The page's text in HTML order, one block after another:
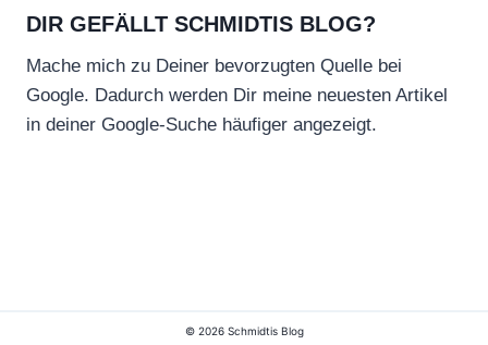
DIR GEFÄLLT SCHMIDTIS BLOG?
Mache mich zu Deiner bevorzugten Quelle bei
Google. Dadurch werden Dir meine neuesten Artikel
in deiner Google-Suche häufiger angezeigt.
© 2026 Schmidtis Blog